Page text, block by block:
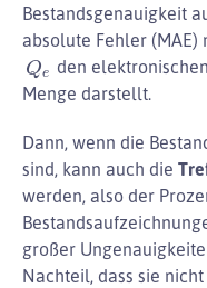
Bestandsgenauigkeit
absolute Fehler (MAE)
Qe den
Menge darstellt.
Dann, wenn die
sind, kann auch die
werden, also der
großer
Nachteil, dass sie